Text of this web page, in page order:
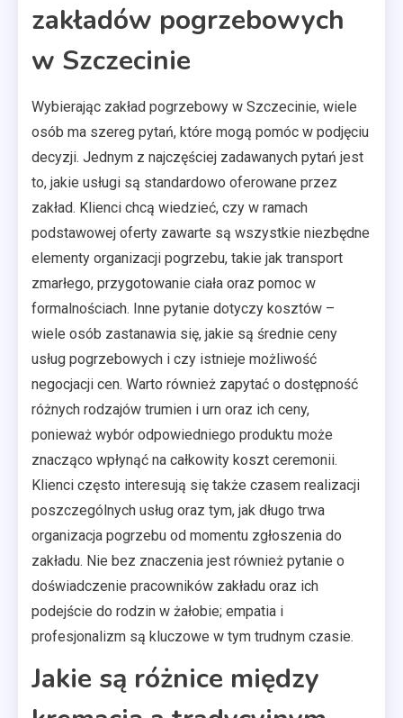
zakładów pogrzebowych
w Szczecinie
Wybierając zakład pogrzebowy w Szczecinie, wiele
osób ma szereg pytań, które mogą pomóc w podjęciu
decyzji. Jednym z najczęściej zadawanych pytań jest
to, jakie usługi są standardowo oferowane przez
zakład. Klienci chcą wiedzieć, czy w ramach
podstawowej oferty zawarte są wszystkie niezbędne
elementy organizacji pogrzebu, takie jak transport
zmarłego, przygotowanie ciała oraz pomoc w
formalnościach. Inne pytanie dotyczy kosztów –
wiele osób zastanawia się, jakie są średnie ceny
usług pogrzebowych i czy istnieje możliwość
negocjacji cen. Warto również zapytać o dostępność
różnych rodzajów trumien i urn oraz ich ceny,
ponieważ wybór odpowiedniego produktu może
znacząco wpłynąć na całkowity koszt ceremonii.
Klienci często interesują się także czasem realizacji
poszczególnych usług oraz tym, jak długo trwa
organizacja pogrzebu od momentu zgłoszenia do
zakładu. Nie bez znaczenia jest również pytanie o
doświadczenie pracowników zakładu oraz ich
podejście do rodzin w żałobie; empatia i
profesjonalizm są kluczowe w tym trudnym czasie.
Jakie są różnice między